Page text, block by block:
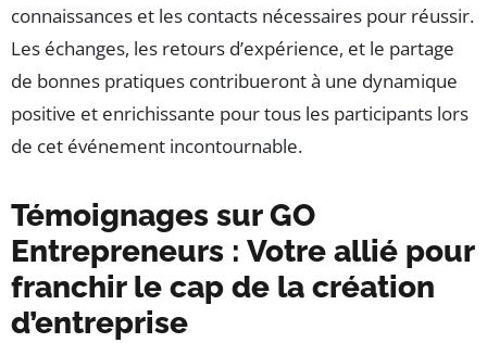
connaissances et les contacts nécessaires pour réussir.
Les échanges, les retours d’expérience, et le partage
de bonnes pratiques contribueront à une dynamique
positive et enrichissante pour tous les participants lors
de cet événement incontournable.
Témoignages sur GO
Entrepreneurs : Votre allié pour
franchir le cap de la création
d’entreprise